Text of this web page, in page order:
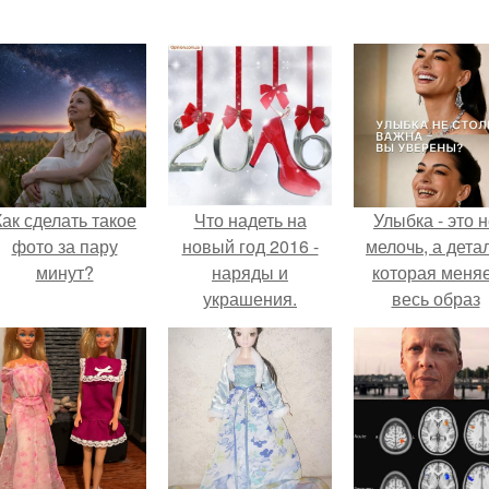
сделать такое
фото за пару
минут?
Что надеть на
новый год 2016 -
наряды и
украшения.
Улыбка - это
мелочь, а
которая
весь образ
человека.